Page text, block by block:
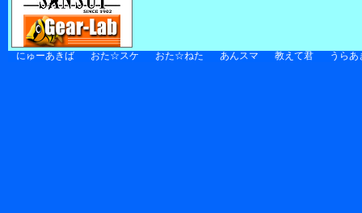
にゅーあきば おた☆スケ おた☆ねた あんスマ 教えて君 うらあ